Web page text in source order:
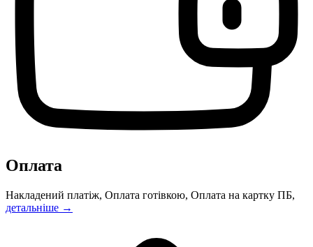
Оплата
Накладений платіж, Оплата готівкою, Оплата на картку ПБ,
детальніше →